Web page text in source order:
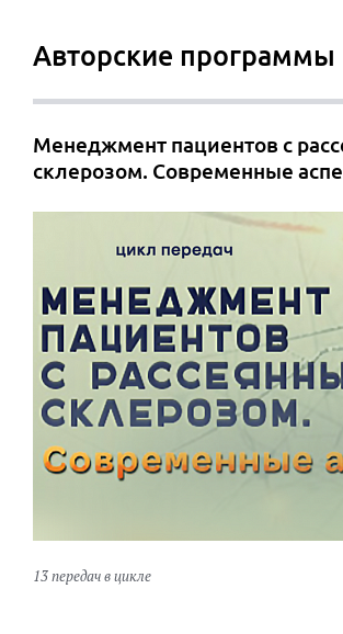
Авторские программы
Менеджмент пациентов с
склерозом. Современные
13 передач в цикле